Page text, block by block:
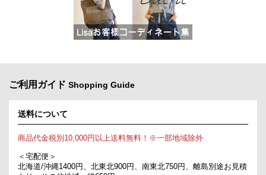
ご利用ガイド Shopping Guide
送料について
商品代金税別10,000円以上送料無料！※一部地域除外
＜宅配便＞
北海道/沖縄1400円、北東北900円、南東北750円、離島別途お見積